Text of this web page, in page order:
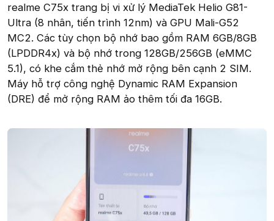
realme C75x trang bị vi xử lý MediaTek Helio G81-
Ultra (8 nhân, tiến trình 12nm) và GPU Mali-G52
MC2. Các tùy chọn bộ nhớ bao gồm RAM 6GB/8GB
(LPDDR4x) và bộ nhớ trong 128GB/256GB (eMMC
5.1), có khe cắm thẻ nhớ mở rộng bên cạnh 2 SIM.
Máy hỗ trợ công nghệ Dynamic RAM Expansion
(DRE) để mở rộng RAM ảo thêm tối đa 16GB.